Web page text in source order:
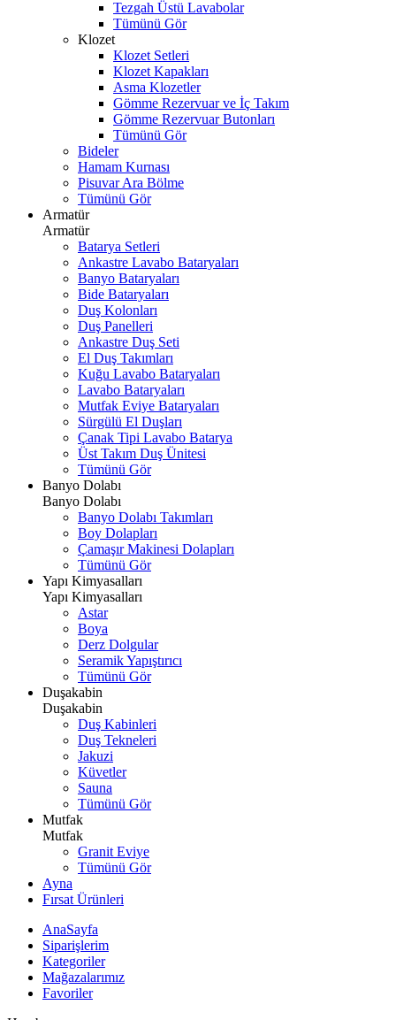
Tezgah Üstü Lavabolar
Tümünü Gör
Klozet
Klozet Setleri
Klozet Kapakları
Asma Klozetler
Gömme Rezervuar ve İç Takım
Gömme Rezervuar Butonları
Tümünü Gör
Bideler
Hamam Kurnası
Pisuvar Ara Bölme
Tümünü Gör
Armatür
Armatür
Batarya Setleri
Ankastre Lavabo Bataryaları
Banyo Bataryaları
Bide Bataryaları
Duş Kolonları
Duş Panelleri
Ankastre Duş Seti
El Duş Takımları
Kuğu Lavabo Bataryaları
Lavabo Bataryaları
Mutfak Eviye Bataryaları
Sürgülü El Duşları
Çanak Tipi Lavabo Batarya
Üst Takım Duş Ünitesi
Tümünü Gör
Banyo Dolabı
Banyo Dolabı
Banyo Dolabı Takımları
Boy Dolapları
Çamaşır Makinesi Dolapları
Tümünü Gör
Yapı Kimyasalları
Yapı Kimyasalları
Astar
Boya
Derz Dolgular
Seramik Yapıştırıcı
Tümünü Gör
Duşakabin
Duşakabin
Duş Kabinleri
Duş Tekneleri
Jakuzi
Küvetler
Sauna
Tümünü Gör
Mutfak
Mutfak
Granit Eviye
Tümünü Gör
Ayna
Fırsat Ürünleri
AnaSayfa
Siparişlerim
Kategoriler
Mağazalarımız
Favoriler